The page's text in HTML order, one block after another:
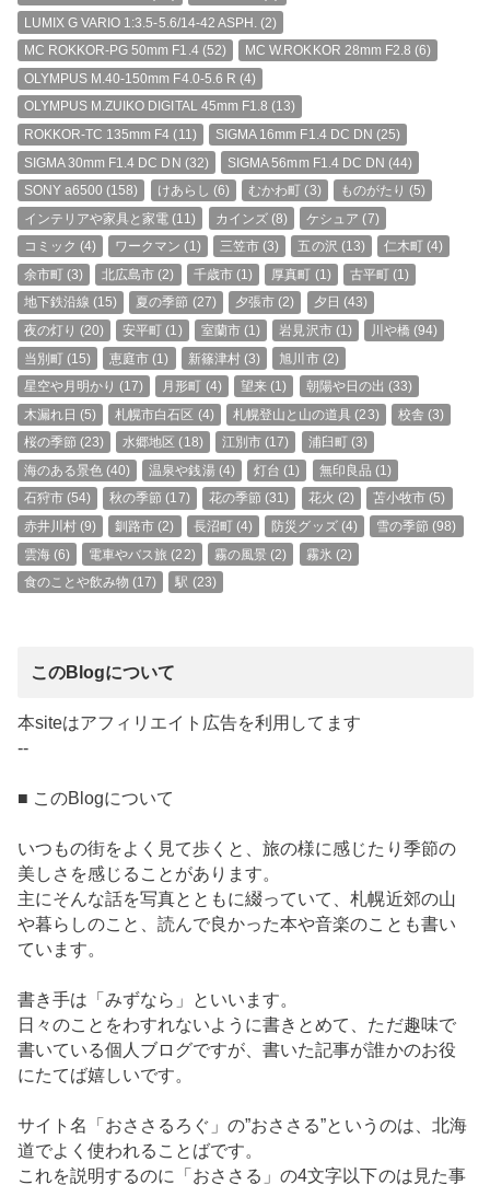
LUMIX G VARIO 1:3.5-5.6/14-42 ASPH. (2)
MC ROKKOR-PG 50mm F1.4(52) MC W.ROKKOR 28mm F2.8 (6)
OLYMPUS M.40-150mm F4.0-5.6 R (4)
OLYMPUS M.ZUIKO DIGITAL 45mm F1.8 (13)
ROKKOR-TC 135mm F4 (11) SIGMA 16mm F1.4 DC DN (25)
SIGMA 30mm F1.4 DC DN (32) SIGMA 56mm F1.4 DC DN (44)
SONY a6500 (158) けあらし (6) むかわ町 (3) ものがたり (5)
インテリアや家具と家電 (11) カインズ(8) ケシュア (7)
コミック (4) ワークマン (1) 三笠市 (3) 五の沢 (13) 仁木町 (4)
余市町(3) 北広島市 (2) 千歳市(1) 厚真町 (1) 古平町 (1)
地下鉄沿線 (15) 夏の季節 (27) 夕張市 (2) 夕日 (43)
夜の灯り (20) 安平町 (1) 室蘭市(1) 岩見沢市(1) 川や橋 (94)
当別町(15) 恵庭市 (1) 新篠津村(3) 旭川市(2)
星空や月明かり (17) 月形町 (4) 望来 (1) 朝陽や日の出 (33)
木漏れ日 (5) 札幌市白石区 (4) 札幌登山と山の道具 (23) 校舎 (3)
桜の季節 (23) 水郷地区 (18) 江別市 (17) 浦臼町(3)
海のある景色(40) 温泉や銭湯(4) 灯台 (1) 無印良品 (1)
石狩市(54) 秋の季節 (17) 花の季節 (31) 花火 (2) 苫小牧市 (5)
赤井川村(9) 釧路市 (2) 長沼町(4) 防災グッズ(4) 雪の季節 (98)
雲海(6) 電車やバス旅 (22) 霧の風景 (2) 霧氷 (2)
食のことや飲み物 (17) 駅 (23)
このBlogについて
本siteはアフィリエイト広告を利用してます
--
■ このBlogについて
いつもの街をよく見て歩くと、旅の様に感じたり季節の
美しさを感じることがあります。
主にそんな話を写真とともに綴っていて、札幌近郊の山
や暮らしのこと、読んで良かった本や音楽のことも書い
ています。
書き手は「みずなら」といいます。
日々のことをわすれないように書きとめて、ただ趣味で
書いている個人ブログですが、書いた記事が誰かのお役
にたてば嬉しいです。
サイト名「おささるろぐ」の”おささる”というのは、北海
道でよく使われることばです。
これを説明するのに「おささる」の4文字以下のは見た事